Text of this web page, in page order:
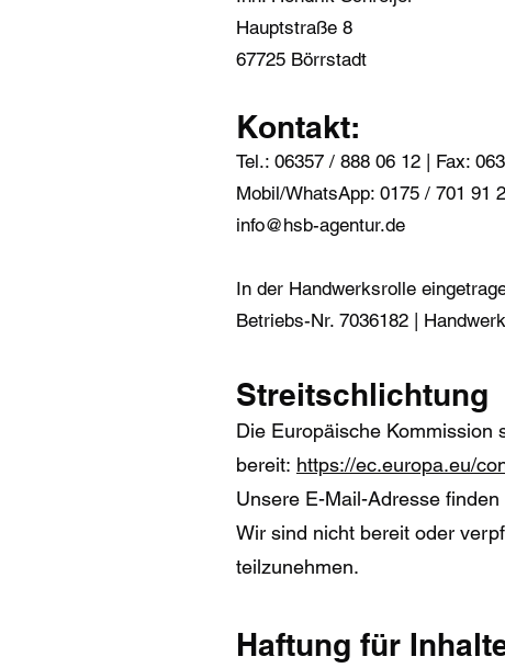
Hauptstraße 8
67725 Börrstadt
Kontakt:
Tel.: 06357 / 888 06 12 | Fax:
Mobil/WhatsApp: 0175 / 701 91
info@hsb-agentur.de
In der Handwerksrolle
Betriebs-Nr. 7036182 |
Streitschlichtung
Die Europäische Kommission
bereit: https://ec.europa.eu/
Unsere E-Mail-Adresse
Wir sind nicht bereit oder
teilzunehmen.
Haftung für